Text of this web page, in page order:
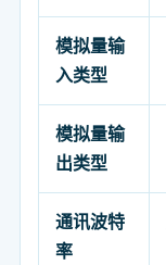
模拟量输
入类型
模拟量输
出类型
通讯波特
率